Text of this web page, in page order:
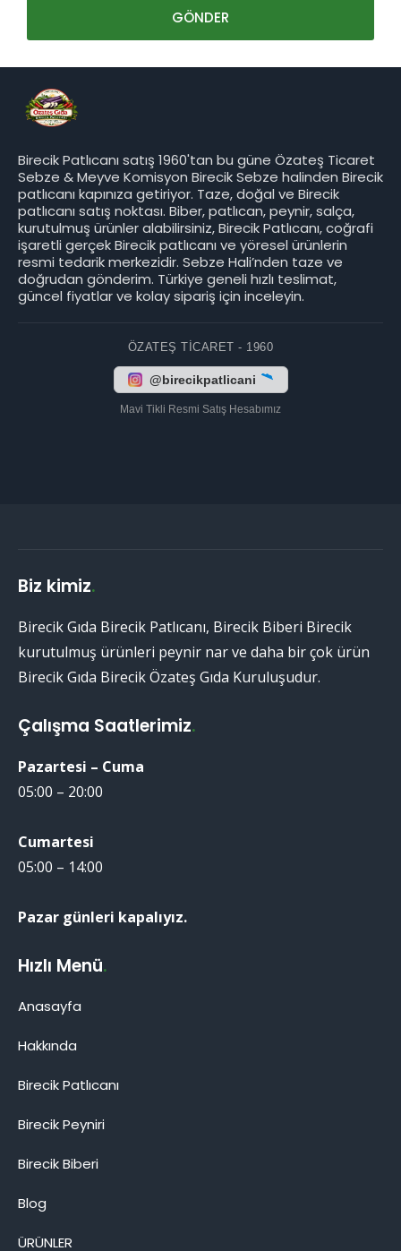
Birecik Patlıcanı satış 1960'tan bu güne Özateş Ticaret
Sebze & Meyve Komisyon Birecik Sebze halinden Birecik
patlıcanı kapınıza getiriyor. Taze, doğal ve Birecik
patlıcanı satış noktası. Biber, patlıcan, peynir, salça,
kurutulmuş ürünler alabilirsiniz, Birecik Patlıcanı, coğrafi
işaretli gerçek Birecik patlıcanı ve yöresel ürünlerin
resmi tedarik merkezidir. Sebze Hali’nden taze ve
doğrudan gönderim. Türkiye geneli hızlı teslimat,
güncel fiyatlar ve kolay sipariş için inceleyin.
ÖZATEŞ TICARET - 1960
@birecikpatlicani
Mavi Tikli Resmi Satış Hesabımız
Biz kimiz.
Birecik Gıda Birecik Patlıcanı, Birecik Biberi Birecik
kurutulmuş ürünleri peynir nar ve daha bir çok ürün
Birecik Gıda Birecik Özateş Gıda Kuruluşudur.
Çalışma Saatlerimiz.
Pazartesi – Cuma
05:00 – 20:00
Cumartesi
05:00 – 14:00
Pazar günleri kapalıyız.
Hızlı Menü.
Anasayfa
Hakkında
Birecik Patlıcanı
Birecik Peyniri
Birecik Biberi
Blog
ÜRÜNLER